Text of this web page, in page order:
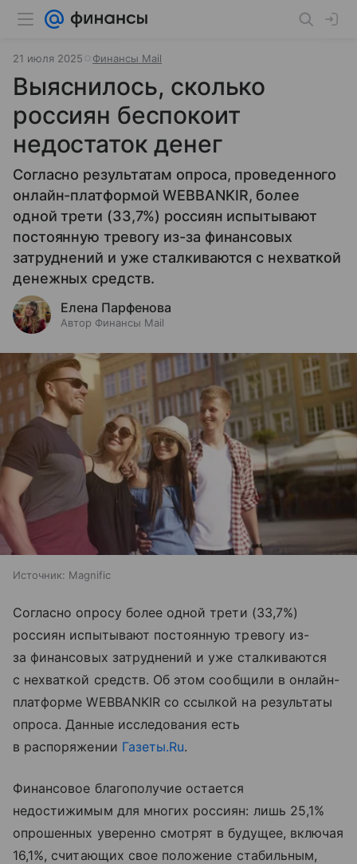
21 июля 2025 Финансы Mail
Выяснилось, сколько
россиян беспокоит
недостаток денег
Согласно результатам опроса, проведенного
онлайн-платформой WEBBANKIR, более
одной трети (33,7%) россиян испытывают
постоянную тревогу из-за финансовых
затруднений и уже сталкиваются с нехваткой
денежных средств.
Елена Парфенова
Автор Финансы Mail
Источник: Magnific
Согласно опросу более одной трети (33,7%)
россиян испытывают постоянную тревогу из-
за финансовых затруднений и уже сталкиваются
с нехваткой средств. Об этом сообщили в онлайн-
платформе WEBBANKIR со ссылкой на результаты
опроса. Данные исследования есть
в распоряжении Газеты.Ru.
Финансовое благополучие остается
недостижимым для многих россиян: лишь 25,1%
опрошенных уверенно смотрят в будущее, включая
16,1%, считающих свое положение стабильным,